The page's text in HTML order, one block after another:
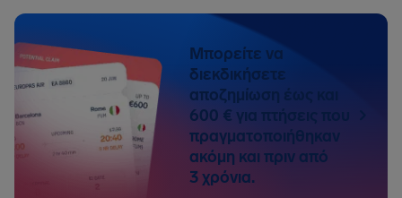
Μπορείτε να
διεκδικήσετε
αποζημίωση έως και
600 € για πτήσεις που
πραγματοποιήθηκαν
ακόμη και πριν από
3 χρόνια.